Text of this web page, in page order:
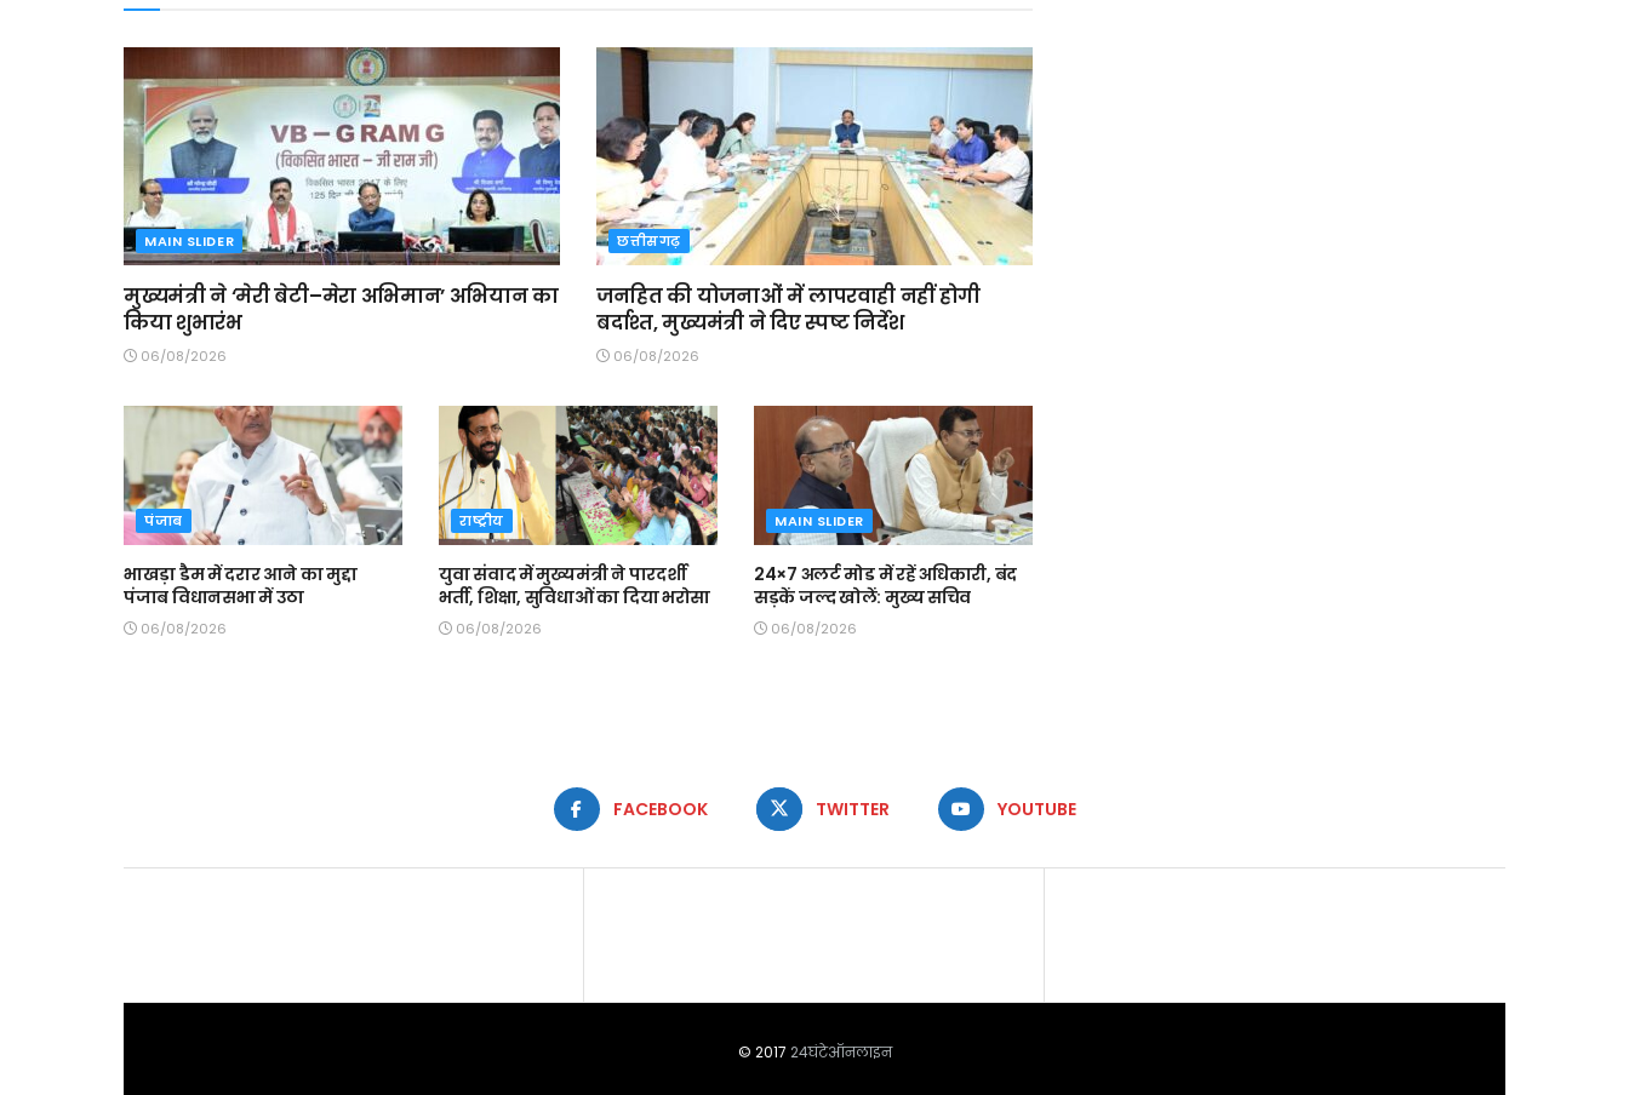
MAIN SLIDER
मुख्यमंत्री ने ‘मेरी बेटी–मेरा अभिमान’ अभियान का
किया शुभारंभ
06/08/2026
छत्तीसगढ़
जनहित की योजनाओं में लापरवाही नहीं होगी
बर्दाश्त, मुख्यमंत्री ने दिए स्पष्ट निर्देश
06/08/2026
पंजाब
भाखड़ा डैम में दरार आने का मुद्दा
पंजाब विधानसभा में उठा
06/08/2026
राष्ट्रीय
युवा संवाद में मुख्यमंत्री ने पारदर्शी
भर्ती, शिक्षा, सुविधाओं का दिया भरोसा
06/08/2026
MAIN SLIDER
24×7 अलर्ट मोड में रहें अधिकारी, बंद
सड़कें जल्द खोलें: मुख्य सचिव
06/08/2026
FACEBOOK TWITTER YOUTUBE
© 2017 24घंटेऑनलाइन